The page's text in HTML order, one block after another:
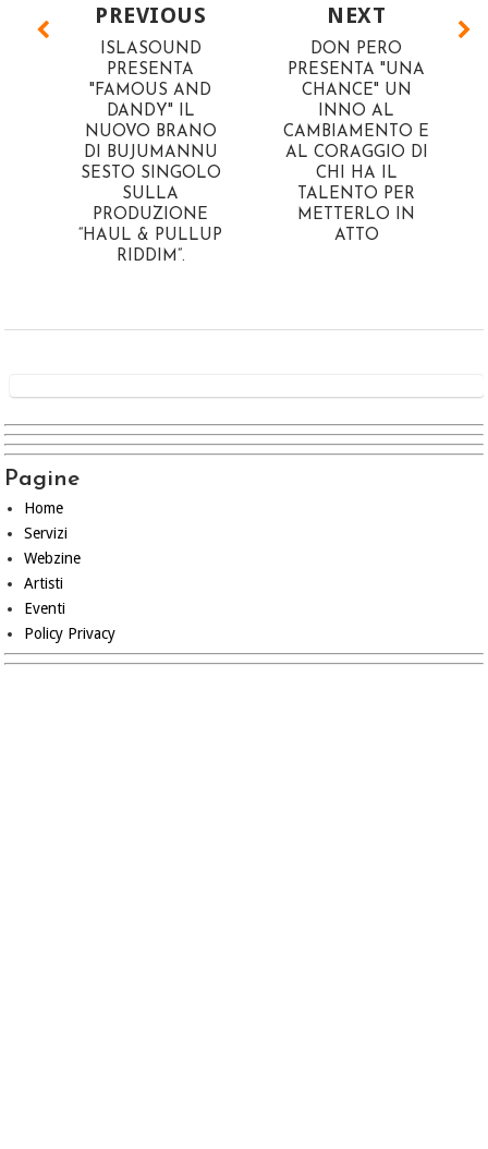
NEXT
DON PERO
PRESENTA "UNA
CHANCE" UN
INNO AL
CAMBIAMENTO E
AL CORAGGIO DI
CHI HA IL
TALENTO PER
METTERLO IN
ATTO
PREVIOUS
ISLASOUND
PRESENTA
"FAMOUS AND
DANDY" IL
NUOVO BRANO
DI BUJUMANNU
SESTO SINGOLO
SULLA
PRODUZIONE
“HAUL & PULLUP
RIDDIM”.
Pagine
Home
Servizi
Webzine
Artisti
Eventi
Policy Privacy